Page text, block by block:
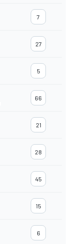
7
27
5
66
21
28
45
15
6